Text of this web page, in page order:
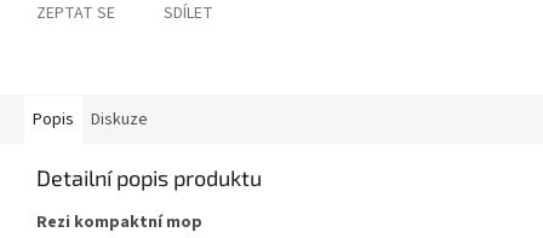
ZEPTAT SE SDÍLET
Popis Diskuze
Detailní popis produktu
Rezi kompaktní mop